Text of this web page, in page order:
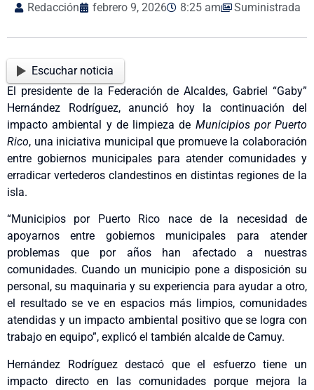
Redacción febrero 9, 2026 8:25 am Suministrada
Escuchar noticia
El presidente de la Federación de Alcaldes, Gabriel “Gaby”
Hernández Rodríguez, anunció hoy la continuación del
impacto ambiental y de limpieza de Municipios por Puerto
Rico, una iniciativa municipal que promueve la colaboración
entre gobiernos municipales para atender comunidades y
erradicar vertederos clandestinos en distintas regiones de la
isla.
“Municipios por Puerto Rico nace de la necesidad de
apoyarnos entre gobiernos municipales para atender
problemas que por años han afectado a nuestras
comunidades. Cuando un municipio pone a disposición su
personal, su maquinaria y su experiencia para ayudar a otro,
el resultado se ve en espacios más limpios, comunidades
atendidas y un impacto ambiental positivo que se logra con
trabajo en equipo”, explicó el también alcalde de Camuy.
Hernández Rodríguez destacó que el esfuerzo tiene un
impacto directo en las comunidades porque mejora la